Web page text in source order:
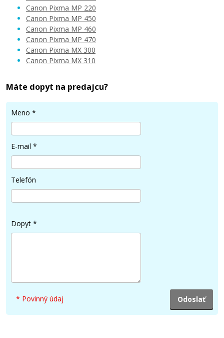
41,90 €
Pridať do košíka
Originálna náplň Canon PG-40 (čierna)
Originálna náplň
Originálna náplň Canon CL-41 (Farebná)
Canon Pixma MP 220
Canon Pixma MP 450
Canon Pixma MP 460
Canon Pixma MP 470
Canon Pixma MX 300
Canon Pixma MX 310
Máte dopyt na predajcu?
Meno *
E-mail *
Telefón
Dopyt *
* Povinný údaj